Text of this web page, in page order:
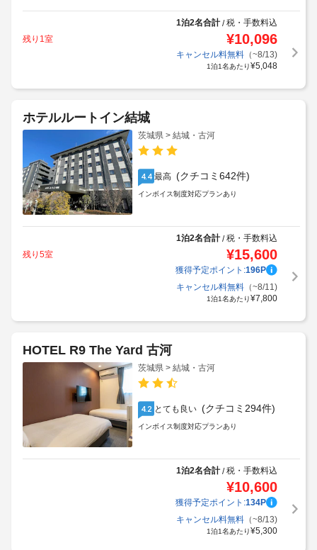
1泊2名合計/税・手数料込
残り1室
¥10,096
キャンセル料無料（~8/13)
1泊1名あたり¥5,048
ホテルルートイン結城
茨城県 > 結城・古河
4.4 最高 (クチコミ642件)
インボイス制度対応プランあり
1泊2名合計/税・手数料込
残り5室
¥15,600
獲得予定ポイント:196P
キャンセル料無料（~8/11)
1泊1名あたり¥7,800
HOTEL R9 The Yard 古河
茨城県 > 結城・古河
4.2 とても良い (クチコミ294件)
インボイス制度対応プランあり
1泊2名合計/税・手数料込
¥10,600
獲得予定ポイント:134P
キャンセル料無料（~8/13)
1泊1名あたり¥5,300